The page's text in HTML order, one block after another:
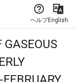
ヘルプEnglish
GASEOUS